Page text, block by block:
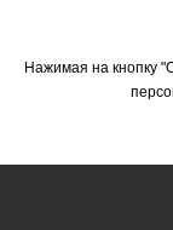
Нажимая на кнопку